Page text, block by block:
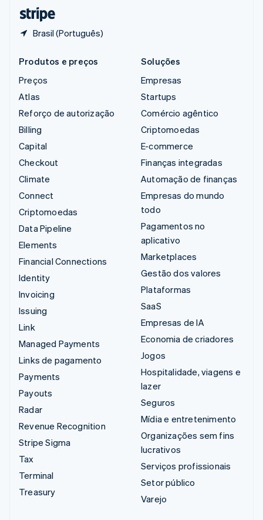
Brasil (Português)
Produtos e preços
Preços
Atlas
Reforço de autorização
Billing
Capital
Checkout
Climate
Connect
Criptomoedas
Data Pipeline
Elements
Financial Connections
Identity
Invoicing
Issuing
Link
Managed Payments
Links de pagamento
Payments
Payouts
Radar
Revenue Recognition
Stripe Sigma
Tax
Terminal
Treasury
Soluções
Empresas
Startups
Comércio agêntico
Criptomoedas
E-commerce
Finanças integradas
Automação de finanças
Empresas do mundo
todo
Pagamentos no
aplicativo
Marketplaces
Gestão dos valores
Plataformas
SaaS
Empresas de IA
Economia de criadores
Jogos
Hospitalidade, viagens e
lazer
Seguros
Mídia e entretenimento
Organizações sem fins
lucrativos
Serviços profissionais
Setor público
Varejo